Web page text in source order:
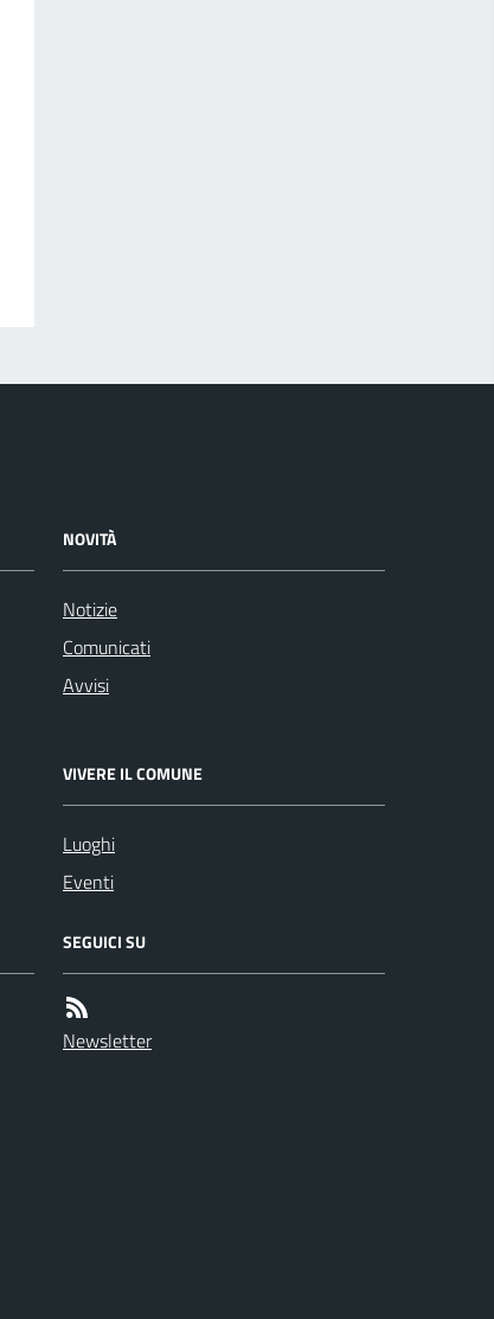
NOVITÀ
Notizie
Comunicati
Avvisi
VIVERE IL COMUNE
Luoghi
Eventi
SEGUICI SU
Newsletter